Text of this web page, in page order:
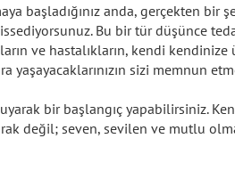
başladığınız anda, gerçekten
Bu bir tür düşünce
ve hastalıkların, kendi
yaşayacaklarınızın sizi memnun
bir başlangıç yapabilirsiniz.
değil; seven, sevilen ve mutlu